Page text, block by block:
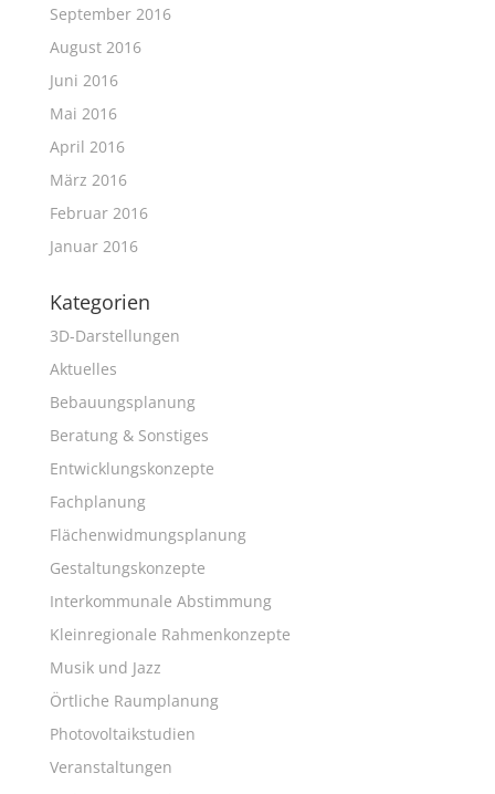
September 2016
August 2016
Juni 2016
Mai 2016
April 2016
März 2016
Februar 2016
Januar 2016
Kategorien
3D-Darstellungen
Aktuelles
Bebauungsplanung
Beratung & Sonstiges
Entwicklungskonzepte
Fachplanung
Flächenwidmungsplanung
Gestaltungskonzepte
Interkommunale Abstimmung
Kleinregionale Rahmenkonzepte
Musik und Jazz
Örtliche Raumplanung
Photovoltaikstudien
Veranstaltungen